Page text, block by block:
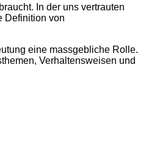
In der uns vertrauten
Definition von
eine massgebliche Rolle.
Verhaltensweisen und